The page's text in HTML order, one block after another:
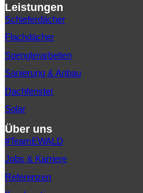
Leistungen
Schieferdächer
Flachdächer
Spenglerarbeiten
Sanierung & Anbau
Dachfenster
Solar
Über uns
#TeamEWALD
Jobs & Karriere
Referenzen